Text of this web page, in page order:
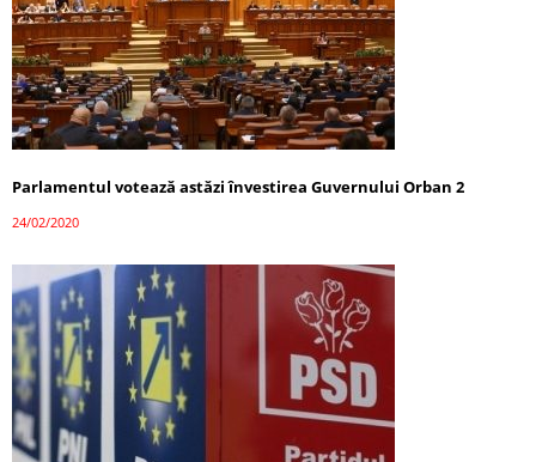
Parlamentul votează astăzi învestirea Guvernului Orban 2
24/02/2020